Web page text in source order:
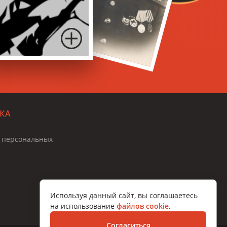
Используя данный сайт, вы соглашаетесь
на использование файлов cookie.